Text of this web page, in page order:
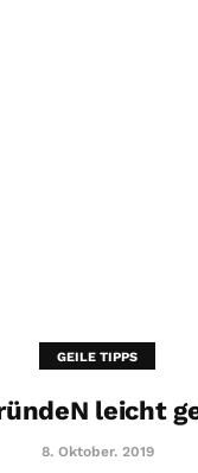
GEILE TIPPS
leicht
8. Oktober. 2019